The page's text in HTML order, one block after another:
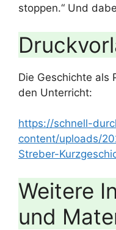
stoppen.“ Und
Die Geschichte als
den Unterricht:
https://schnell-
content/uploads/
Streber-
Weitere
und